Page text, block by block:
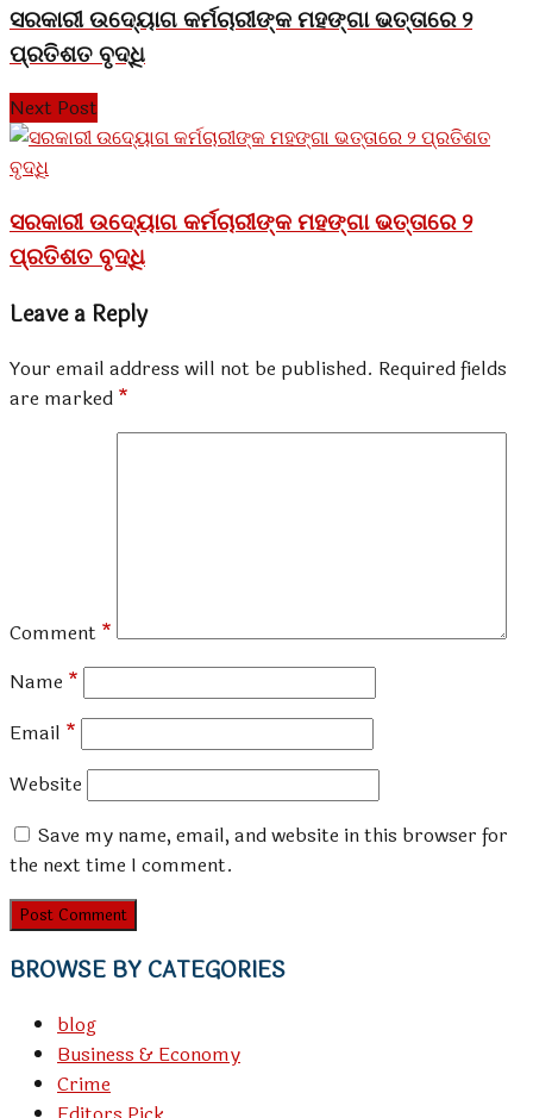
ସରକାରୀ ଉଦ୍ୟୋଗ କର୍ମଚାରୀଙ୍କ ମହଙ୍ଗା ଭତ୍ତାରେ ୨
ପ୍ରତିଶତ ବୃଦ୍ଧି
Next Post
ସରକାରୀ ଉଦ୍ୟୋଗ କର୍ମଚାରୀଙ୍କ ମହଙ୍ଗା ଭତ୍ତାରେ ୨
ପ୍ରତିଶତ ବୃଦ୍ଧି
Leave a Reply
Your email address will not be published. Required fields
are marked *
Comment *
Name *
Email *
Website
Save my name, email, and website in this browser for
the next time I comment.
BROWSE BY CATEGORIES
blog
Business & Economy
Crime